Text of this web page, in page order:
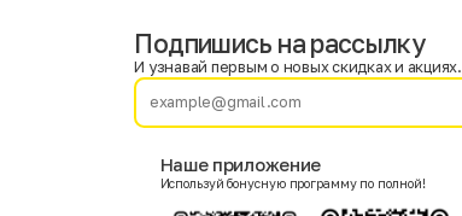
Фамилия
Подпишись на рассылку
И узнавай первым о новых скидках и акциях.
Наше приложение
Используй бонусную программу по полной!